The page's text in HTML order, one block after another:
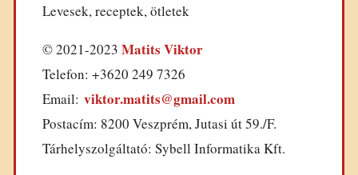
Levesek, receptek, ötletek
© 2021-2023 Matits Viktor
Telefon: +3620 249 7326
Email: viktor.matits@gmail.com
Postacím: 8200 Veszprém, Jutasi út 59./F.
Tárhelyszolgáltató: Sybell Informatika Kft.